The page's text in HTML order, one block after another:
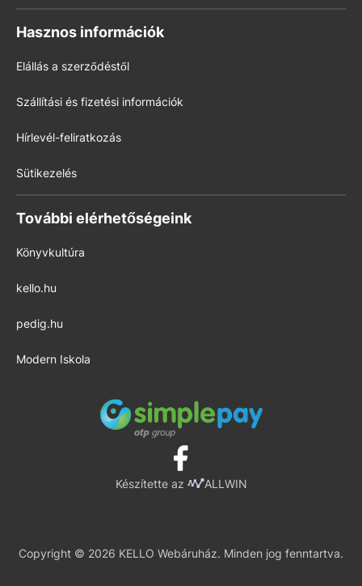
Hasznos információk
Elállás a szerződéstől
Szállítási és fizetési információk
Hírlevél-feliratkozás
Sütikezelés
További elérhetőségeink
Könyvkultúra
kello.hu
pedig.hu
Modern Iskola
Készítette az ALLWIN
Copyright © 2026 KELLO Webáruház. Minden jog fenntartva.